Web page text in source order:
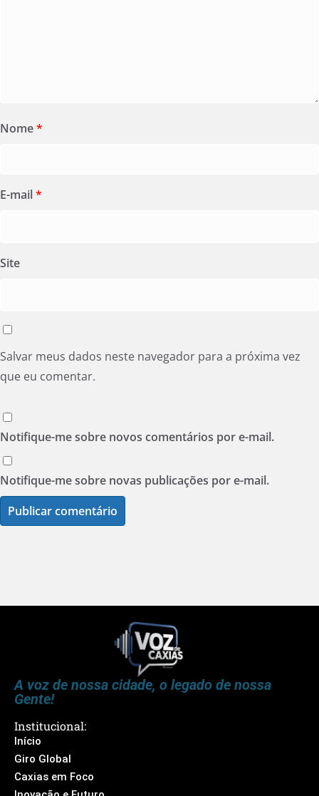
Nome*
E-mail*
Site
Salvar meus dados neste navegador para a próxima vez
que eu comentar.
Notifique-me sobre novos comentários por e-mail.
Notifique-me sobre novas publicações por e-mail.
A voz de nossa cidade, o legado de nossa
Gente!
Institucional:
Início
Giro Global
Caxias em Foco